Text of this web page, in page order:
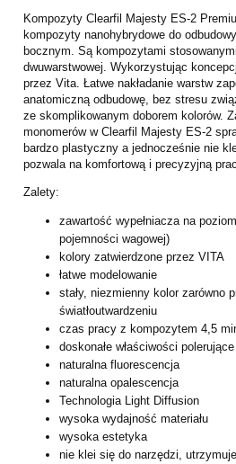
Kompozyty Clearfil Majesty ES-2
kompozyty nanohybrydowe do
bocznym. Są kompozytami
dwuwarstwowej. Wykorzystując
przez Vita. Łatwe nakładanie warstw
anatomiczną odbudowę, bez stresu
ze skomplikowanym doborem kolorów.
monomerów w Clearfil Majesty ES-2
bardzo plastyczny a jednocześnie nie
pozwala na komfortową i precyzyjną
Zalety:
zawartość wypełniacza na
pojemności wagowej)
kolory zatwierdzone przez VITA
łatwe modelowanie
stały, niezmienny kolor zarówno
światłoutwardzeniu
czas pracy z kompozytem 4,5
doskonałe właściwości polerujące
naturalna fluorescencja
naturalna opalescencja
Technologia Light Diffusion
wysoka wydajność materiału
wysoka estetyka
nie klei się do narzędzi,